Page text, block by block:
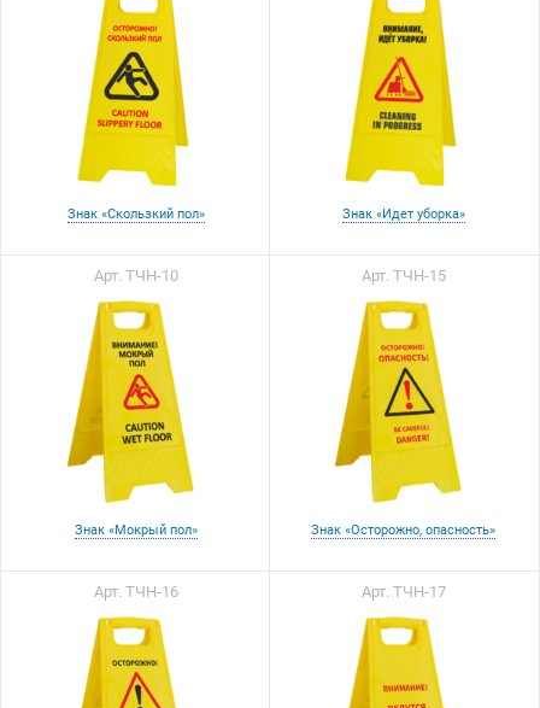
Знак «Скользкий пол» Знак «Идет уборка»
Арт. ТЧН-10
Знак «Мокрый пол»
Арт. ТЧН-15
Знак «Осторожно, опасность»
Арт. ТЧН-16 Арт. ТЧН-17